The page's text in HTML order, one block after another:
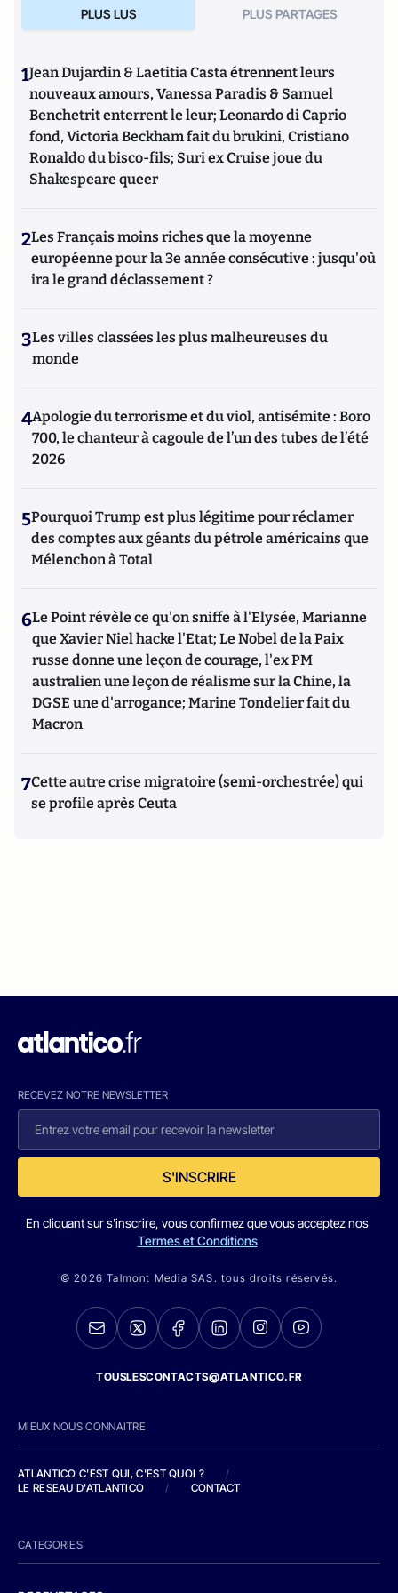
PLUS LUS PLUS PARTAGES
1Jean Dujardin & Laetitia Casta étrennent leurs
nouveaux amours, Vanessa Paradis & Samuel
Benchetrit enterrent le leur; Leonardo di Caprio
fond, Victoria Beckham fait du brukini, Cristiano
Ronaldo du bisco-fils; Suri ex Cruise joue du
Shakespeare queer
2Les Français moins riches que la moyenne
européenne pour la 3e année consécutive : jusqu'où
ira le grand déclassement ?
3Les villes classées les plus malheureuses du
monde
4Apologie du terrorisme et du viol, antisémite : Boro
700, le chanteur à cagoule de l’un des tubes de l’été
2026
5Pourquoi Trump est plus légitime pour réclamer
des comptes aux géants du pétrole américains que
Mélenchon à Total
6Le Point révèle ce qu'on sniffe à l'Elysée, Marianne
que Xavier Niel hacke l'Etat; Le Nobel de la Paix
russe donne une leçon de courage, l'ex PM
australien une leçon de réalisme sur la Chine, la
DGSE une d'arrogance; Marine Tondelier fait du
Macron
7Cette autre crise migratoire (semi-orchestrée) qui
se profile après Ceuta
RECEVEZ NOTRE NEWSLETTER
S'INSCRIRE
En cliquant sur s'inscrire, vous confirmez que vous acceptez nos
Termes et Conditions
© 2026 Talmont Media SAS. tous droits réservés.
TOUSLESCONTACTS@ATLANTICO.FR
MIEUX NOUS CONNAITRE
ATLANTICO C'EST QUI, C'EST QUOI ?
/
LE RESEAU D'ATLANTICO
/ CONTACT
CATEGORIES